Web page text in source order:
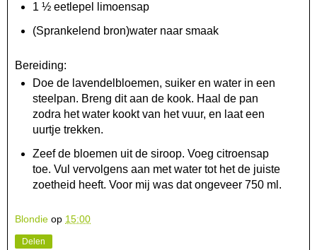
1 ½ eetlepel limoensap
(Sprankelend bron)water naar smaak
Bereiding:
Doe de lavendelbloemen, suiker en water in een
steelpan. Breng dit aan de kook. Haal de pan
zodra het water kookt van het vuur, en laat een
uurtje trekken.
Zeef de bloemen uit de siroop. Voeg citroensap
toe. Vul vervolgens aan met water tot het de juiste
zoetheid heeft. Voor mij was dat ongeveer 750 ml.
Blondie op 15:00
Delen